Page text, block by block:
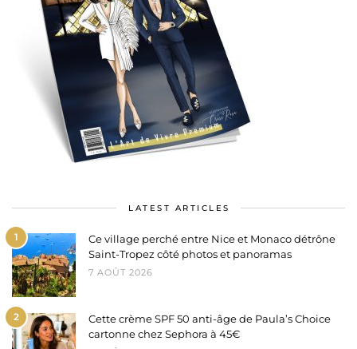
LATEST ARTICLES
1
Ce village perché entre Nice et Monaco détrône
Saint-Tropez côté photos et panoramas
7 AOÛT 2026
2
Cette crème SPF 50 anti-âge de Paula’s Choice
cartonne chez Sephora à 45€